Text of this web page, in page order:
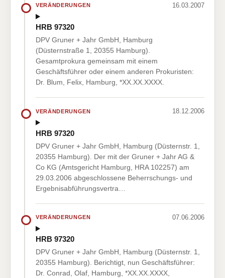
VERÄNDERUNGEN 16.03.2007
HRB 97320
DPV Gruner + Jahr GmbH, Hamburg
(Düsternstraße 1, 20355 Hamburg).
Gesamtprokura gemeinsam mit einem
Geschäftsführer oder einem anderen Prokuristen:
Dr. Blum, Felix, Hamburg, *XX.XX.XXXX.
VERÄNDERUNGEN 18.12.2006
HRB 97320
DPV Gruner + Jahr GmbH, Hamburg (Düsternstr. 1,
20355 Hamburg). Der mit der Gruner + Jahr AG &
Co KG (Amtsgericht Hamburg, HRA 102257) am
29.03.2006 abgeschlossene Beherrschungs- und
Ergebnisabführungsvertra…
VERÄNDERUNGEN 07.06.2006
HRB 97320
DPV Gruner + Jahr GmbH, Hamburg (Düsternstr. 1,
20355 Hamburg). Berichtigt, nun Geschäftsführer:
Dr. Conrad, Olaf, Hamburg, *XX.XX.XXXX,